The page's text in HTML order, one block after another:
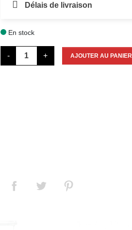
Délais de livraison
En stock
- + AJOUTER AU PANIER